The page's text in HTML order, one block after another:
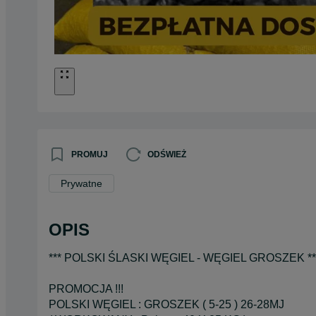
PROMUJ ODŚWIEŻ
Prywatne
OPIS
*** POLSKI ŚLASKI WĘGIEL - WĘGIEL GROSZEK
PROMOCJA !!!
POLSKI WĘGIEL : GROSZEK ( 5-25 ) 26-28MJ